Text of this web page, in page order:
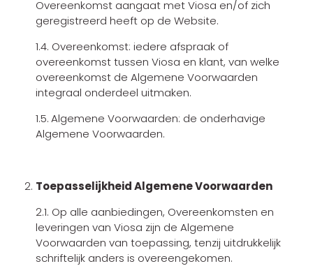
Overeenkomst aangaat met Viosa en/of zich
geregistreerd heeft op de Website.
1.4. Overeenkomst: iedere afspraak of
overeenkomst tussen Viosa en klant, van welke
overeenkomst de Algemene Voorwaarden
integraal onderdeel uitmaken.
1.5.Algemene Voorwaarden: de onderhavige
Algemene Voorwaarden.
Toepasselijkheid Algemene Voorwaarden
2.1. Op alle aanbiedingen, Overeenkomsten en
leveringen van Viosa zijn de Algemene
Voorwaarden van toepassing, tenzij uitdrukkelijk
schriftelijk anders is overeengekomen.